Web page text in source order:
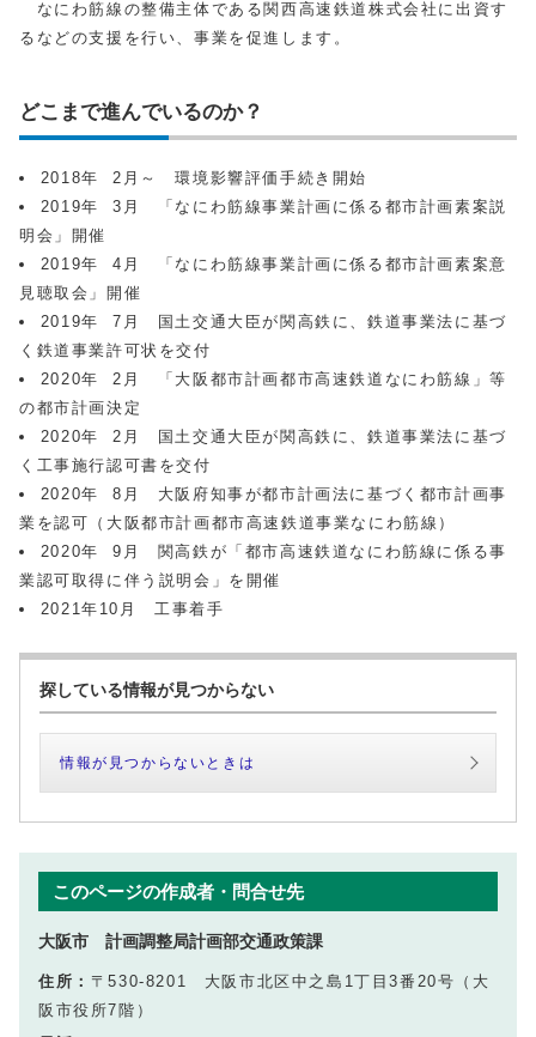
なにわ筋線の整備主体である関⻄⾼速鉄道株式会社に出資す
るなどの⽀援を⾏い、事業を促進します。
どこまで進んでいるのか？
2018年 2月～ 環境影響評価手続き開始
2019年 3月 「なにわ筋線事業計画に係る都市計画素案説
明会」開催
2019年 4月 「なにわ筋線事業計画に係る都市計画素案意
見聴取会」開催
2019年 7月 国土交通大臣が関高鉄に、鉄道事業法に基づ
く鉄道事業許可状を交付
2020年 2月 「大阪都市計画都市高速鉄道なにわ筋線」等
の都市計画決定
2020年 2月 国土交通大臣が関高鉄に、鉄道事業法に基づ
く工事施行認可書を交付
2020年 8月 大阪府知事が都市計画法に基づく都市計画事
業を認可（大阪都市計画都市高速鉄道事業なにわ筋線）
2020年 9月 関高鉄が「都市高速鉄道なにわ筋線に係る事
業認可取得に伴う説明会」を開催
2021年10月 工事着手
探している情報が見つからない
情報が見つからないときは
このページの作成者・問合せ先
大阪市 計画調整局計画部交通政策課
住所： 〒530-8201 大阪市北区中之島1丁目3番20号（大
阪市役所7階）